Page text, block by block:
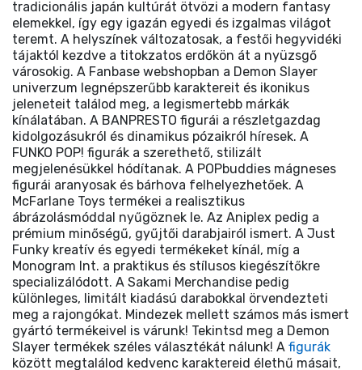
tradicionális japán kultúrát ötvözi a modern fantasy
elemekkel, így egy igazán egyedi és izgalmas világot
teremt. A helyszínek változatosak, a festői hegyvidéki
tájaktól kezdve a titokzatos erdőkön át a nyüzsgő
városokig. A Fanbase webshopban a Demon Slayer
univerzum legnépszerűbb karaktereit és ikonikus
jeleneteit találod meg, a legismertebb márkák
kínálatában. A BANPRESTO figurái a részletgazdag
kidolgozásukról és dinamikus pózaikról híresek. A
FUNKO POP! figurák a szerethető, stilizált
megjelenésükkel hódítanak. A POPbuddies mágneses
figurái aranyosak és bárhova felhelyezhetőek. A
McFarlane Toys termékei a realisztikus
ábrázolásmóddal nyűgöznek le. Az Aniplex pedig a
prémium minőségű, gyűjtői darabjairól ismert. A Just
Funky kreatív és egyedi termékeket kínál, míg a
Monogram Int. a praktikus és stílusos kiegészítőkre
specializálódott. A Sakami Merchandise pedig
különleges, limitált kiadású darabokkal örvendezteti
meg a rajongókat. Mindezek mellett számos más ismert
gyártó termékeivel is várunk! Tekintsd meg a Demon
Slayer termékek széles választékát nálunk! A figurák
között megtalálod kedvenc karaktereid élethű másait,